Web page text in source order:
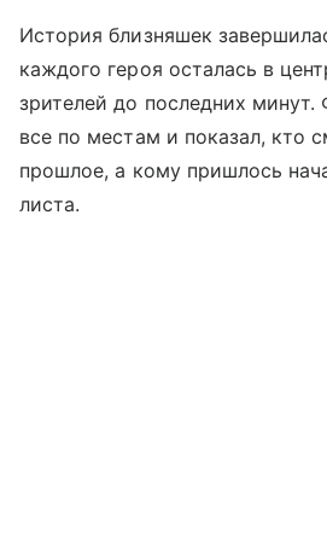
История близняшек
каждого героя осталась в
зрителей до последних минут.
все по местам и показал, кто
прошлое, а кому пришлось
листа.